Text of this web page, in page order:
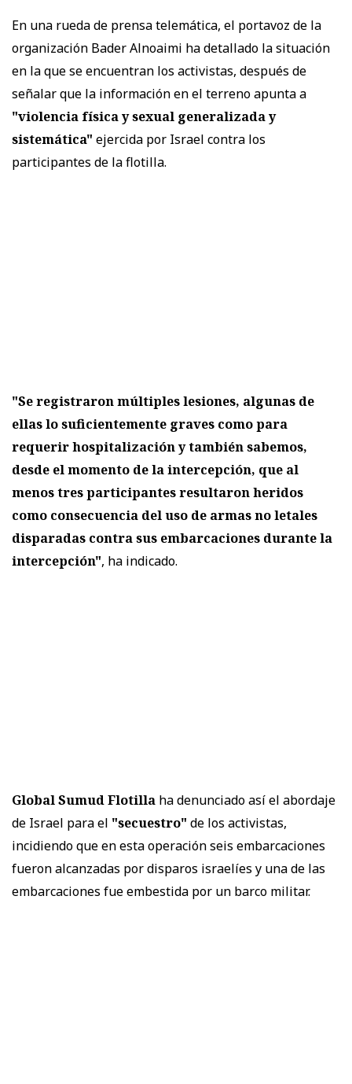
En una rueda de prensa telemática, el portavoz de la
organización Bader Alnoaimi ha detallado la situación
en la que se encuentran los activistas, después de
señalar que la información en el terreno apunta a
"violencia física y sexual generalizada y
sistemática" ejercida por Israel contra los
participantes de la flotilla.
"Se registraron múltiples lesiones, algunas de
ellas lo suficientemente graves como para
requerir hospitalización y también sabemos,
desde el momento de la intercepción, que al
menos tres participantes resultaron heridos
como consecuencia del uso de armas no letales
disparadas contra sus embarcaciones durante la
intercepción", ha indicado.
Global Sumud Flotilla ha denunciado así el abordaje
de Israel para el "secuestro" de los activistas,
incidiendo que en esta operación seis embarcaciones
fueron alcanzadas por disparos israelíes y una de las
embarcaciones fue embestida por un barco militar.